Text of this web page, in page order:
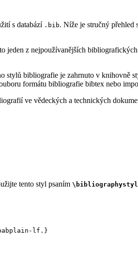
s databází .bib. Níže je stručný
z nejpoužívanějších
bibliografie je zahrnuto v
formátu bibliografie bibtex nebo
ve vědeckých a technických
tento styl psaním
lf.}